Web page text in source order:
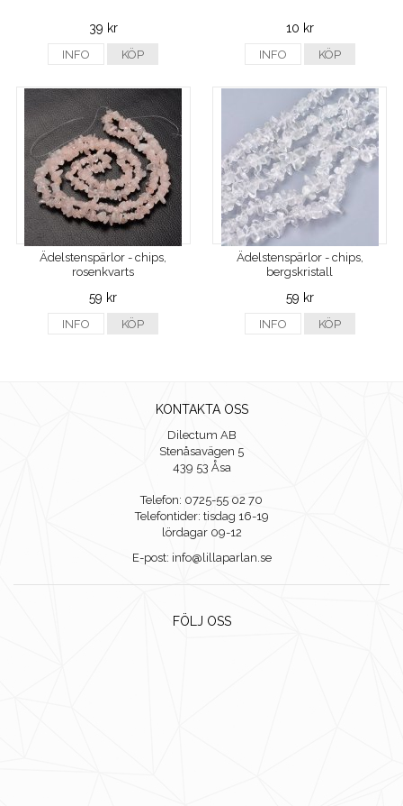
39 kr
INFO KÖP
10 kr
INFO KÖP
Ädelstenspärlor - chips,
rosenkvarts
59 kr
INFO KÖP
Ädelstenspärlor - chips,
bergskristall
59 kr
INFO KÖP
KONTAKTA OSS
Dilectum AB
Stenåsavägen 5
439 53 Åsa
Telefon: 0725-55 02 70
Telefontider: tisdag 16-19
lördagar 09-12
E-post: info@lillaparlan.se
FÖLJ OSS